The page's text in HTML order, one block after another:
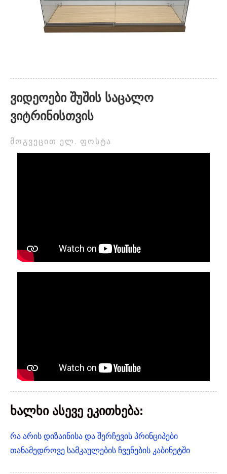
ვიდეოები შუშის საცალო
ვიტრინისთვის
მოგვეცით ელ. ფოსტა
ხალხი ასევე ეკითხება:
რა არის დიზაინისა და შერჩევის პრინციპები
თანამედროვე სამკაულების ჩვენების კაბინეტში